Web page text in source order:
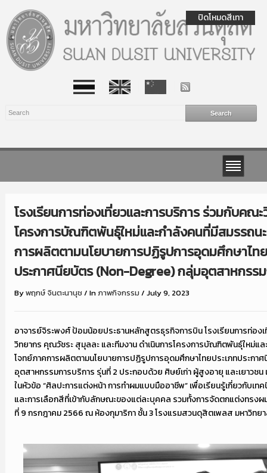
โรงเรียนการท่องเที่ยวและการบริการ ร่วมกับคณ
โครงการบัณฑิตพันธุ์ใหม่และกำลังคนที่มีสมรรถน
การผลิตตามนโยบายการปฏิรูปการอุดมศึกษาไท
ประกาศนียบัตร (Non-Degree) กลุ่มอุตสาหกรร
Byพฤกษ์ จินตะนานุช / Inภาพกิจกรรม / July 9, 2023
อาจารย์จิระพงศ์ ป้อมน้อยประธานหลักสูตรธุรกิจการบิน โรงเรียนการท่อง
วิทยากร คุณวัชระ สุมุลละ และทีมงาน ดำเนินการโครงการบัณฑิตพันธุ์ใหม่แ
โจทย์ภาคการผลิตตามนโยบายการปฏิรูปการอุดมศึกษาไทยประเภทประกา
อุตสาหกรรมการบริการ รุ่นที่ 2 ประกอบด้วย ศิษย์เก่า ผู้สูงอายุ และเยาวชน
ในหัวข้อ “ศิลปะการแต่งหน้า การทำผมแบบมืออาชีพ” เพื่อเรียนรู้เกี่ยวกับเ
และการเลือกสีที่เข้ากับลักษณะของแต่ละบุคคล รวมทั้งการจัดตกแต่งทรง
ที่ 9 กรกฎาคม 2566 ณ ห้องกุมาริกา ชั้น 3 โรงแรมสวนดุสิตเพลส มหาวิท
ปิดโหมดสีเทา